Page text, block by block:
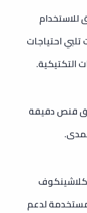
للاستخدام
احتياجات
التكتيكية.
قنص دقيقة
لدعم